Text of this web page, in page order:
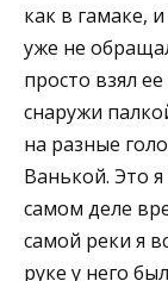
как в гамаке,
уже не
просто взял
снаружи
на разные
Ванькой. Это
самом деле
самой реки я
руке у него